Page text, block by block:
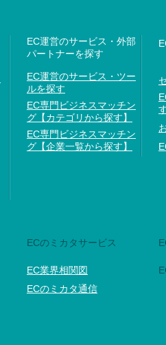
EC運営のサービス・外部
パートナーを探す
EC運営のサービス・ツー
ルを探す
EC専門ビジネスマッチン
グ【カテゴリから探す】
EC専門ビジネスマッチン
グ【企業一覧から探す】
ECのミカタサービス
EC業界相関図
ECのミカタ通信